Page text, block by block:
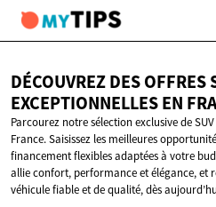
DÉCOUVREZ DES OFFRES
EXCEPTIONNELLESEN
Parcourez notre sélection exclusive de
France. Saisissez les meilleures
financement flexibles adaptées à votre
allie confort, performance et élégance, et
véhicule fiable et de qualité, dès